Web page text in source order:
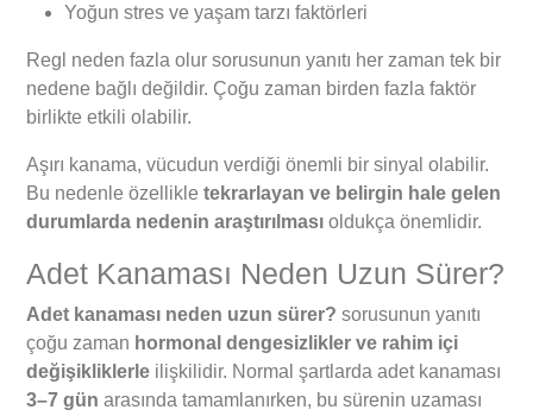
Yoğun stres ve yaşam tarzı faktörleri
Regl neden fazla olur sorusunun yanıtı her zaman tek bir
nedene bağlı değildir. Çoğu zaman birden fazla faktör
birlikte etkili olabilir.
Aşırı kanama, vücudun verdiği önemli bir sinyal olabilir.
Bu nedenle özellikle tekrarlayan ve belirgin hale gelen
durumlarda nedenin araştırılması oldukça önemlidir.
Adet Kanaması Neden Uzun Sürer?
Adet kanaması neden uzun sürer? sorusunun yanıtı
çoğu zaman hormonal dengesizlikler ve rahim içi
değişikliklerle ilişkilidir. Normal şartlarda adet kanaması
3–7 gün arasında tamamlanırken, bu sürenin uzaması